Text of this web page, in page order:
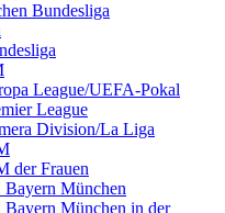
Bundesliga
League/UEFA-Pokal
League
Division/La Liga
der Frauen
Bayern München
Bayern München in der